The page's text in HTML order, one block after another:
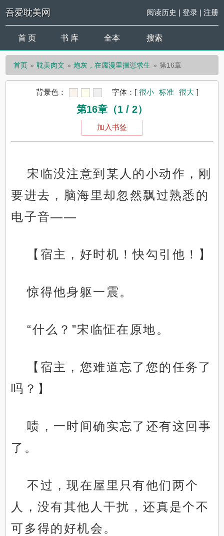
吾爱耽美网 阅读历史 | 登录| 注册
首 页 书 库 全本 搜索
首页 耽美肉文 炮灰，在腐漫里揣崽求生 第16章
背景色： 字体： [ 很小 标准 很大 ]
第16章（1 / 2）
加入书签
宋临没注意到某人的小动作，刚
要进去，脑海里却忽然飘过熟悉的
电子音——
【宿主，好时机！快勾引他！】
惊得他身躯一震。
“什么？”宋临怔在原地。
【宿主，您难道忘了您的任务了
吗？】
啧，一时间确实忘了还有这回事
了。
不过，现在屋里只有他们两个
人，没有其他人干扰，还真是个不
可多得的好机会。